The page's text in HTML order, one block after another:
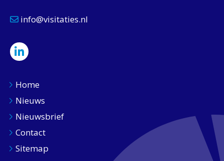
info@visitaties.nl
Home
Nieuws
Nieuwsbrief
Contact
Sitemap